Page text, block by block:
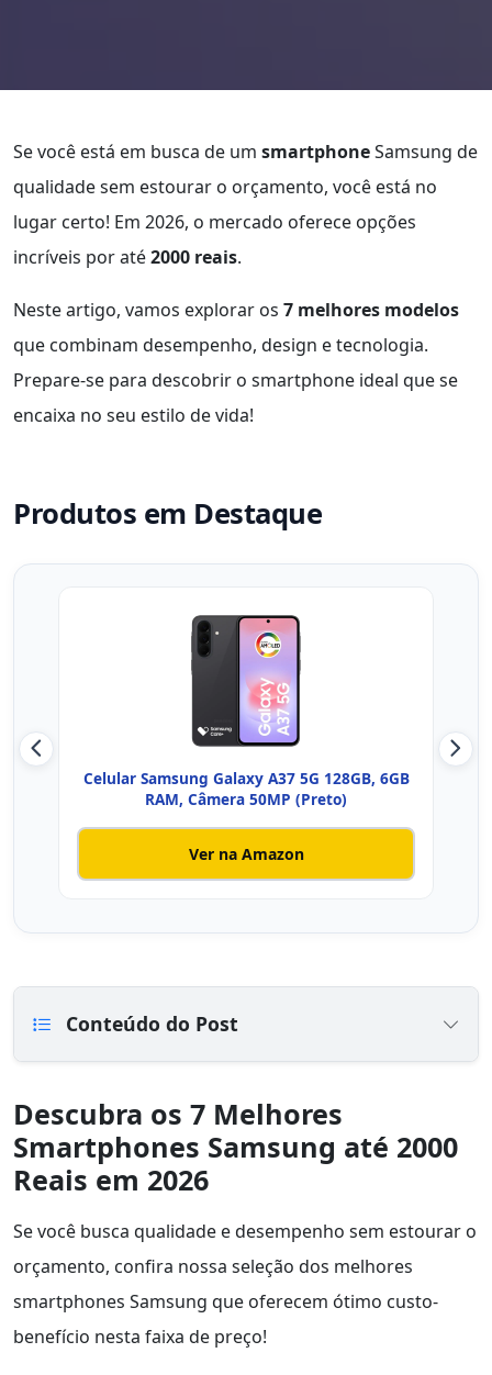
Se você está em busca de um smartphoneSamsung de
qualidade sem estourar o orçamento, você está no
lugar certo! Em 2026, o mercado oferece opções
incríveis por até2000 reais.
Neste artigo, vamos explorar os 7 melhores modelos
que combinam desempenho, design e tecnologia.
Prepare-se para descobrir o smartphone ideal que se
encaixa no seu estilo de vida!
Produtos em Destaque
Celular Samsung Galaxy A37 5G 128GB, 6GB
RAM, Câmera 50MP (Preto)
Ver na Amazon
Conteúdo do Post
Descubra os 7 Melhores
Smartphones Samsung até 2000
Reais em 2026
Se você busca qualidade e desempenho sem estourar o
orçamento, confira nossa seleção dos melhores
smartphones Samsung que oferecem ótimo custo-
benefício nesta faixa de preço!